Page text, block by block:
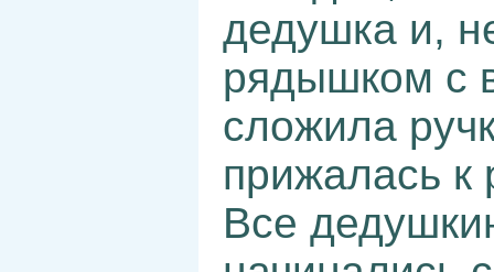
дедушка и,
рядышком с
сложила
прижалась к
Все